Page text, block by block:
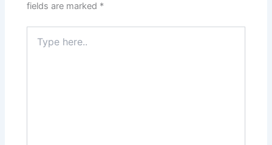
fields are marked *
here..